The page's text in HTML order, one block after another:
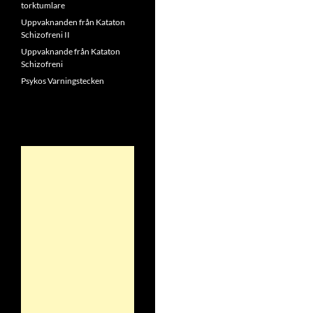
torktumlare
Uppvaknanden från Kataton
Schizofreni II
Uppvaknande från Kataton
Schizofreni
Psykos Varningstecken